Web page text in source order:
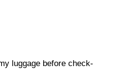
luggage before check-